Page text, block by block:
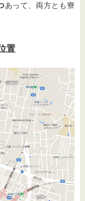
あって、両方とも寮
置